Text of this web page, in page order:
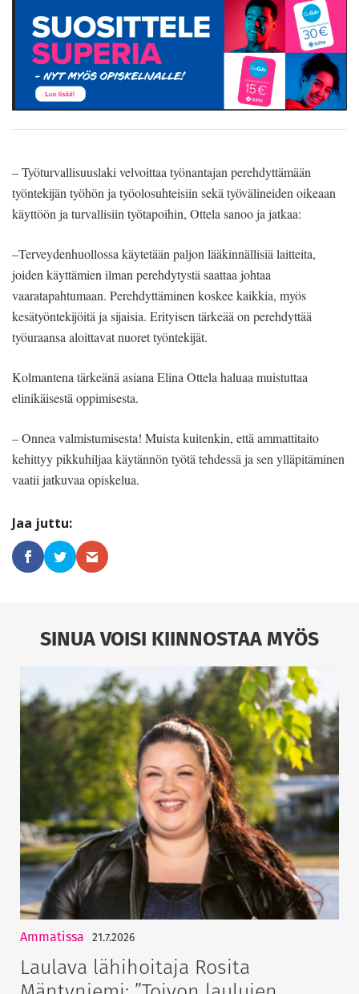
– Työturvallisuuslaki velvoittaa työnantajan perehdyttämään
työntekijän työhön ja työolosuhteisiin sekä työvälineiden oikeaan
käyttöön ja turvallisiin työtapoihin, Ottela sanoo ja jatkaa:
–Terveydenhuollossa käytetään paljon lääkinnällisiä laitteita,
joiden käyttämien ilman perehdytystä saattaa johtaa
vaaratapahtumaan. Perehdyttäminen koskee kaikkia, myös
kesätyöntekijöitä ja sijaisia. Erityisen tärkeää on perehdyttää
työuraansa aloittavat nuoret työntekijät.
Kolmantena tärkeänä asiana Elina Ottela haluaa muistuttaa
elinikäisestä oppimisesta.
– Onnea valmistumisesta! Muista kuitenkin, että ammattitaito
kehittyy pikkuhiljaa käytännön työtä tehdessä ja sen ylläpitäminen
vaatii jatkuvaa opiskelua.
SINUA VOISI KIINNOSTAA MYÖS
Ammatissa 21.7.2026
Laulava lähihoitaja Rosita